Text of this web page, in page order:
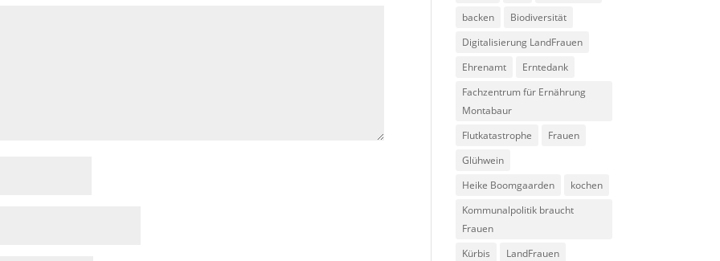
backen
Biodiversität
Digitalisierung LandFrauen
Ehrenamt
Erntedank
Fachzentrum für Ernährung
Montabaur
Flutkatastrophe
Frauen
Glühwein
Heike Boomgaarden
kochen
Kommunalpolitik braucht
Frauen
Kürbis
LandFrauen